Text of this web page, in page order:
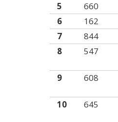
5
660
6
162
7
844
8
547
9 608
10 645